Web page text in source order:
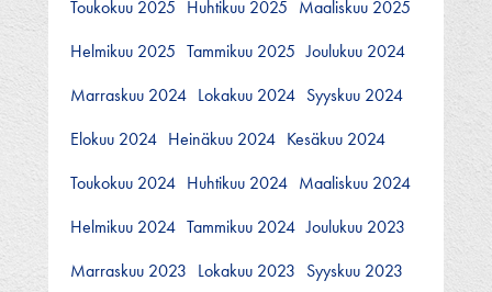
Toukokuu 2025 Huhtikuu 2025 Maaliskuu 2025
Helmikuu 2025 Tammikuu 2025 Joulukuu 2024
Marraskuu 2024 Lokakuu 2024 Syyskuu 2024
Elokuu 2024 Heinäkuu 2024 Kesäkuu 2024
Toukokuu 2024 Huhtikuu 2024 Maaliskuu 2024
Helmikuu 2024 Tammikuu 2024 Joulukuu 2023
Marraskuu 2023 Lokakuu 2023 Syyskuu 2023